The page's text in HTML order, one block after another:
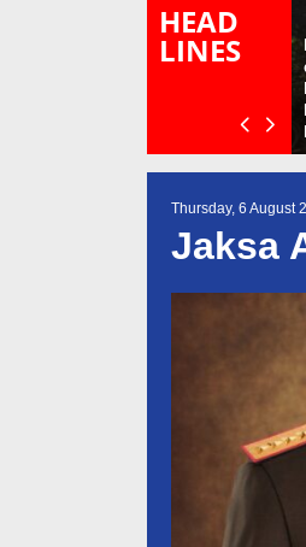
HEAD
LINES
DPD LPM RI Kalbar Berduka
dan Prihatin Atas Korban
Thursday, 6 August
Jaksa